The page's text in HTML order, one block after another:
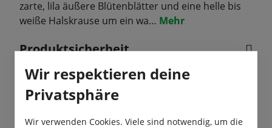
zarte, lila äußere Blütenblätter und eine helle bis
weiße Halskrause um ein wa… Mehr
Produktsicherheit
Wir respektieren deine
Privatsphäre
Wir verwenden Cookies. Viele sind notwendig, um die